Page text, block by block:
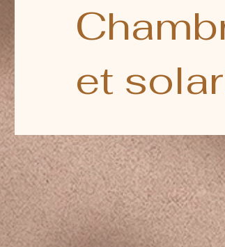
et